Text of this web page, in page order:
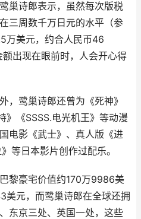
诗郎表示，虽然每次版税
三周数千万日元的水平（参
万美元，约合人民币46
出现在眼前时，人会开心得
鹭巢诗郎还曾为《死神》
》《SSSS.电光机王》等动漫
电影《武士》、真人版《进
等日本影片创作过配乐。
豪宅价值约170万9986美
元，而鹭巢诗郎在全球还拥
东京三处、英国一处，这些